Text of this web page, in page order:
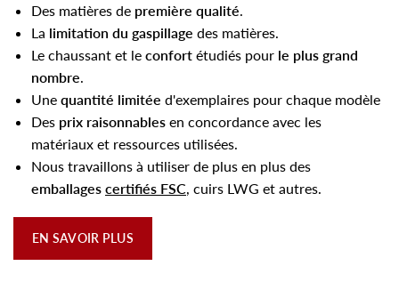
Des matières de première qualité.
La limitation du gaspillage des matières.
Le chaussant et le confort étudiés pour le plus grand
nombre.
Une quantité limitée d'exemplaires pour chaque modèle
Des prix raisonnables en concordance avec les
matériaux et ressources utilisées.
Nous travaillons à utiliser de plus en plus des
emballages certifiés FSC, cuirs LWG et autres.
EN SAVOIR PLUS